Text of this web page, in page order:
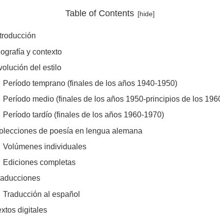
Table of Contents
y contexto
del estilo
Período temprano (finales de los años 1940-1950)
Período medio (finales de los años 1950-principios de los
Período tardío (finales de los años 1960-1970)
de poesía en lengua alemana
Volúmenes individuales
Ediciones completas
Traducción al español
digitales